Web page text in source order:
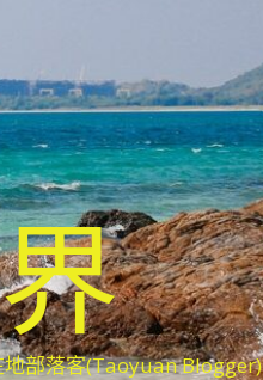
地部落客(Taoyuan Blogger)